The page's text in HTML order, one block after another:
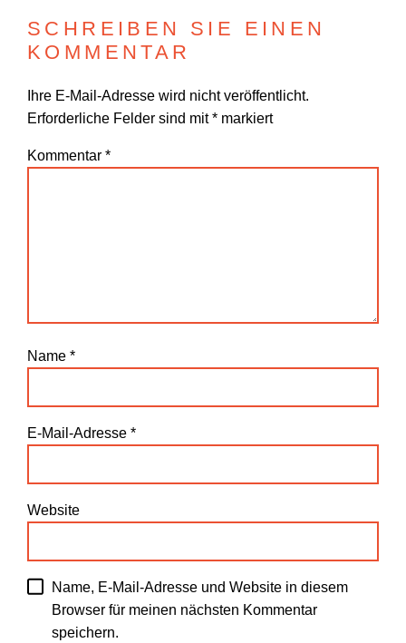
SCHREIBEN SIE EINEN
KOMMENTAR
Ihre E-Mail-Adresse wird nicht veröffentlicht.
Erforderliche Felder sind mit* markiert
Kommentar *
Name *
E-Mail-Adresse *
Website
Name, E-Mail-Adresse und Website in diesem
Browser für meinen nächsten Kommentar
speichern.
WONACH SUCHEN
SIE?